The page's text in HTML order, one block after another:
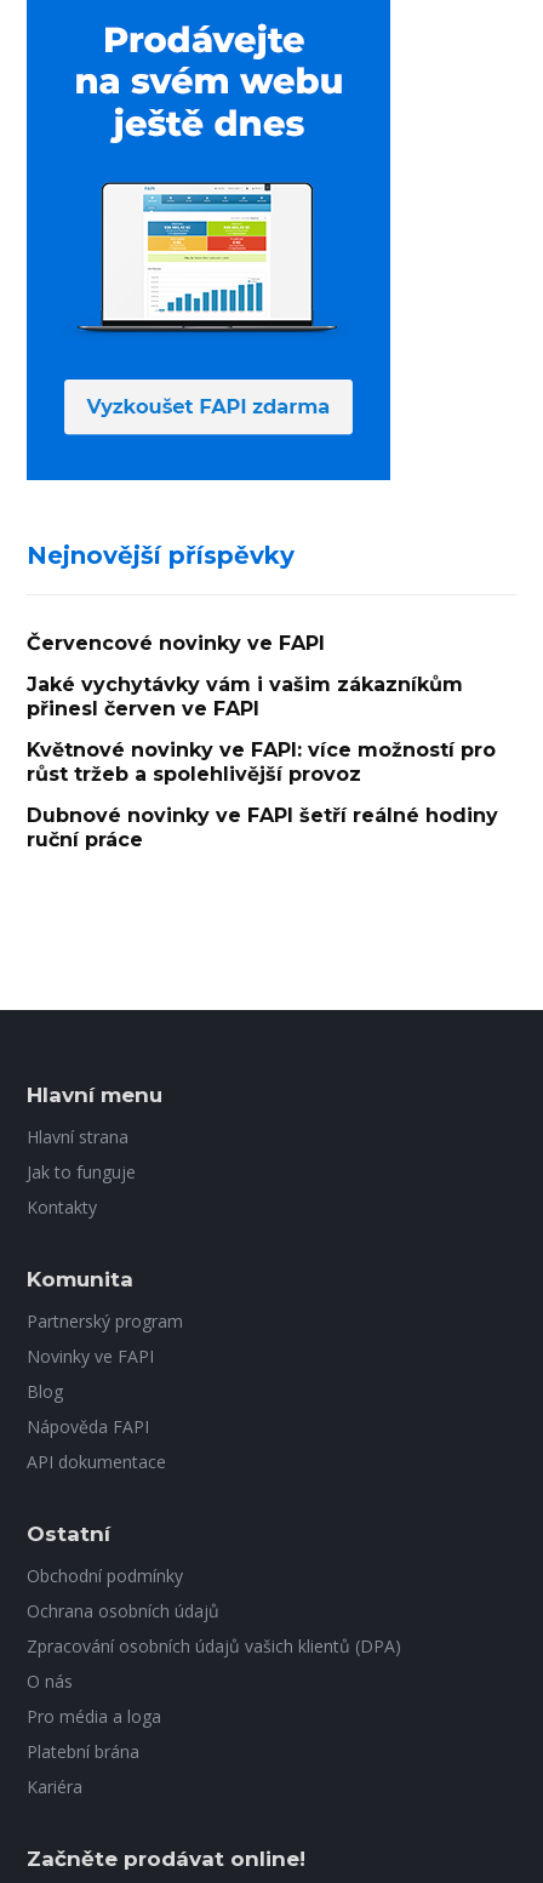
Nejnovější příspěvky
Červencové novinky ve FAPI
Jaké vychytávky vám i vašim zákazníkům
přinesl červen ve FAPI
Květnové novinky ve FAPI: více možností pro
růst tržeb a spolehlivější provoz
Dubnové novinky ve FAPI šetří reálné hodiny
ruční práce
Hlavní menu
Hlavní strana
Jak to funguje
Kontakty
Komunita
Partnerský program
Novinky ve FAPI
Blog
Nápověda FAPI
API dokumentace
Ostatní
Obchodní podmínky
Ochrana osobních údajů
Zpracování osobních údajů vašich klientů (DPA)
O nás
Pro média a loga
Platební brána
Kariéra
Začněte prodávat online!